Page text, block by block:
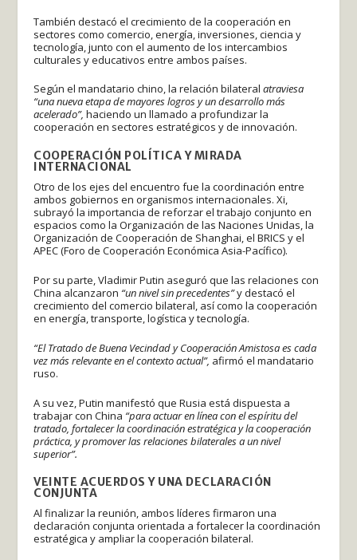
También destacó el crecimiento de la cooperación en
sectores como comercio, energía, inversiones, ciencia y
tecnología, junto con el aumento de los intercambios
culturales y educativos entre ambos países.
Según el mandatario chino, la relación bilateralatraviesa
“una nueva etapa de mayores logros y un desarrollo más
acelerado”, haciendo un llamado a profundizar la
cooperación en sectores estratégicos y de innovación.
COOPERACIÓN POLÍTICA Y MIRADA
INTERNACIONAL
Otro de los ejes del encuentro fue la coordinación entre
ambos gobiernos en organismos internacionales. Xi,
subrayó la importancia de reforzar el trabajo conjunto en
espacios como la Organización de las Naciones Unidas, la
Organización de Cooperación de Shanghai, el BRICS y el
APEC (Foro de Cooperación Económica Asia-Pacífico).
Por su parte, Vladimir Putin aseguró que las relaciones con
China alcanzaron “un nivel sin precedentes”y destacó el
crecimiento del comercio bilateral, así como la cooperación
en energía, transporte, logística y tecnología.
“El Tratado de Buena Vecindad y Cooperación Amistosa es cada
vez más relevante en el contexto actual”, afirmó el mandatario
ruso.
A su vez, Putin manifestó que Rusia está dispuesta a
trabajar con China “para actuar en línea con el espíritu del
tratado, fortalecer la coordinación estratégica y la cooperación
práctica, y promover las relaciones bilaterales a un nivel
superior”.
VEINTE ACUERDOS Y UNA DECLARACIÓN
CONJUNTA
Al finalizar la reunión, ambos líderes firmaron una
declaración conjunta orientada a fortalecer la coordinación
estratégica y ampliar la cooperación bilateral.